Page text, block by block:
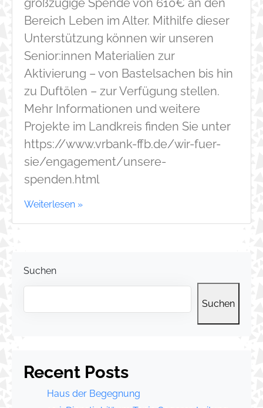
großzügige Spende von 610€ an den
Bereich Leben im Alter. Mithilfe dieser
Unterstützung können wir unseren
Senior:innen Materialien zur
Aktivierung – von Bastelsachen bis hin
zu Duftölen – zur Verfügung stellen.
Mehr Informationen und weitere
Projekte im Landkreis finden Sie unter
https://www.vrbank-ffb.de/wir-fuer-
sie/engagement/unsere-
spenden.html
Weiterlesen »
Suchen
Suchen
Recent Posts
Haus der Begegnung